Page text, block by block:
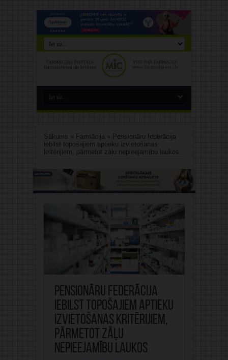
Sākums » Farmācija» Pensionāru federācija
iebilst topošajiem aptieku izvietošanas
kritērijiem, pārmetot zāļu nepieejamību laukos
Pensionāru federācija
iebilst topošajiem aptieku
izvietošanas kritērijiem,
pārmetot zāļu
nepieejamību laukos